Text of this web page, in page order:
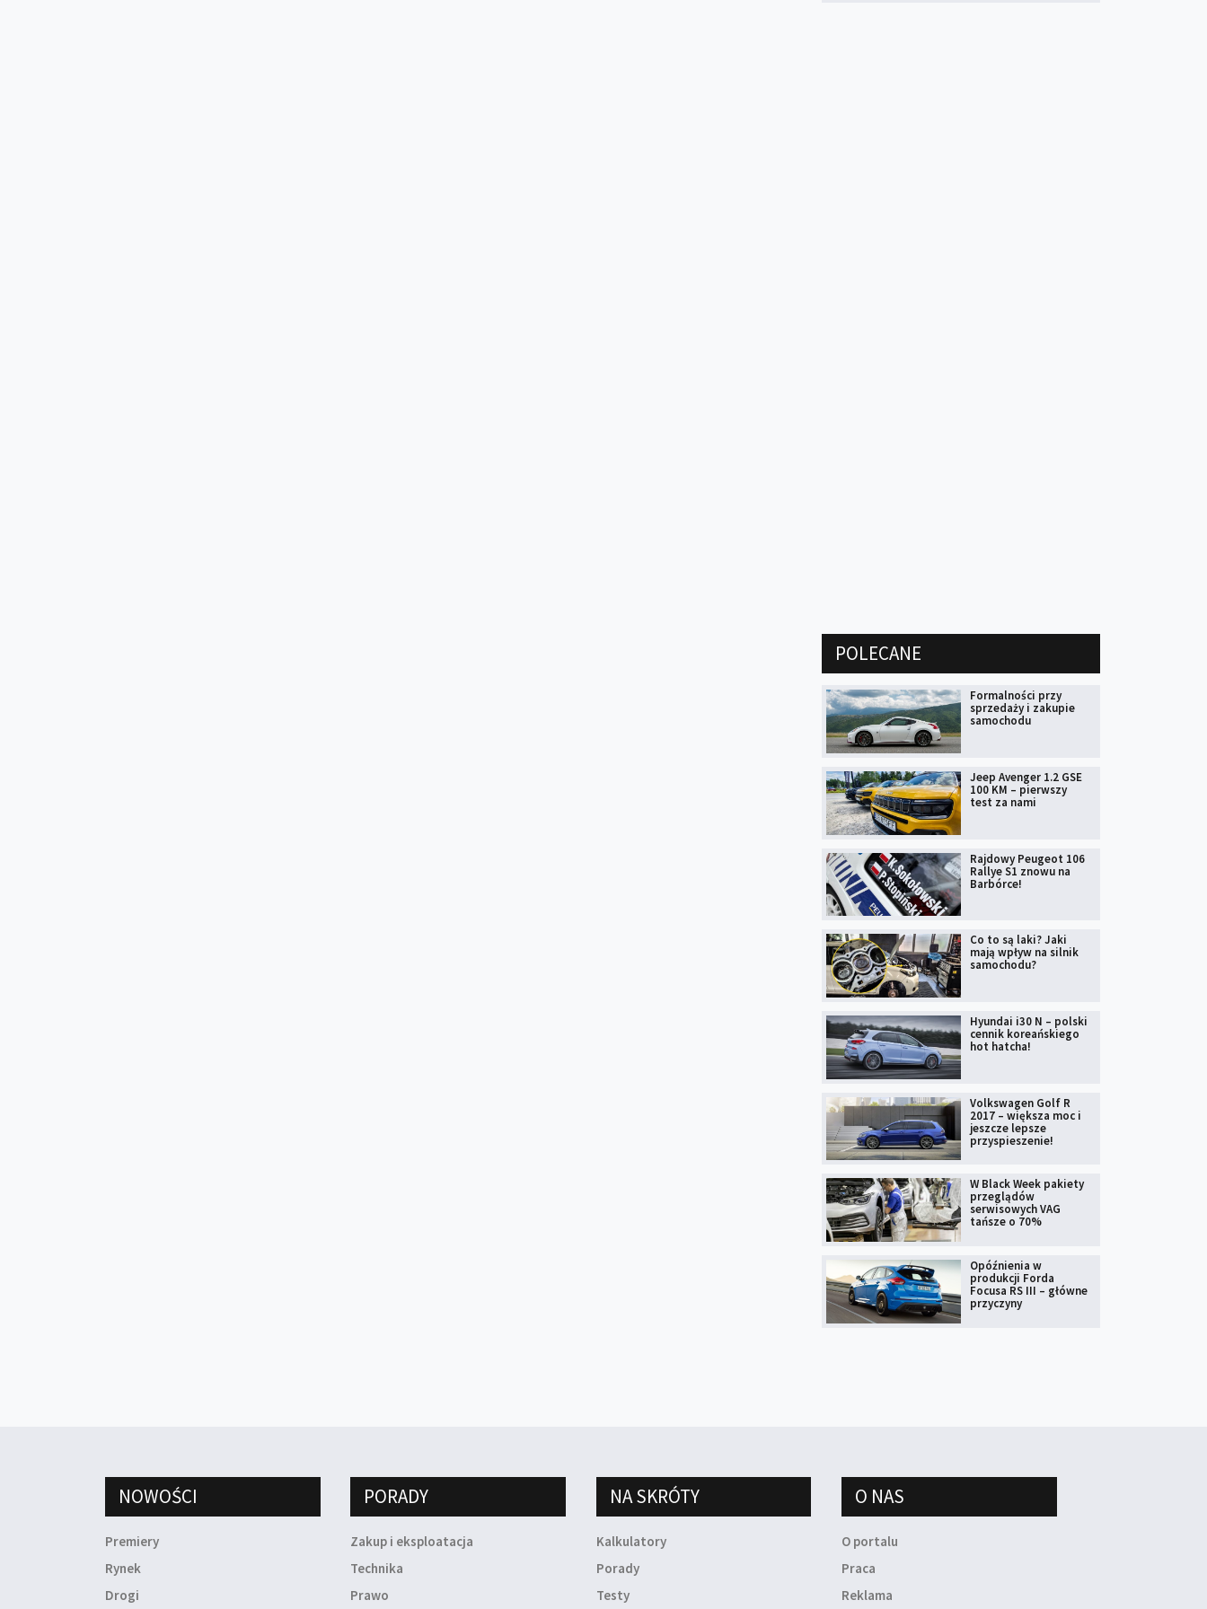
POLECANE
Formalności przy
sprzedaży i zakupie
samochodu
Jeep Avenger 1.2 GSE
100 KM – pierwszy
test za nami
Rajdowy Peugeot 106
Rallye S1 znowu na
Barbórce!
Co to są laki? Jaki
mają wpływ na silnik
samochodu?
Hyundai i30 N – polski
cennik koreańskiego
hot hatcha!
Volkswagen Golf R
2017 – większa moc i
jeszcze lepsze
przyspieszenie!
W Black Week pakiety
przeglądów
serwisowych VAG
tańsze o 70%
Opóźnienia w
produkcji Forda
Focusa RS III – główne
przyczyny
NOWOŚCI
Premiery
Rynek
Drogi
PORADY
Zakup i eksploatacja
Technika
Prawo
NA SKRÓTY
Kalkulatory
Porady
Testy
O NAS
O portalu
Praca
Reklama